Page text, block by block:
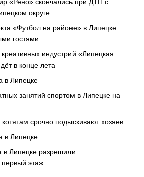
«Рено» скончались при ДТП с
округе
«Футбол на районе» в Липецке
гостями
индустрий «Липецкая
в конце лета
в Липецке
занятий спортом в Липецке на
срочно подыскивают хозяев
в Липецке
Липецке разрешили
первый этаж